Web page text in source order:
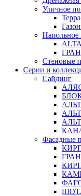
Уличное
Напольное
Стеновые
Серии и
Сайдинг
Фасадные